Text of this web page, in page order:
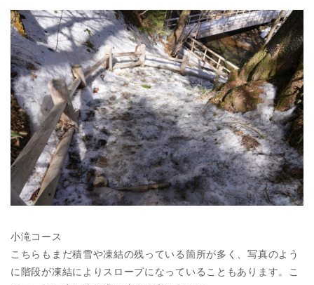
小滝コース
こちらもまだ積雪や凍結の残っている箇所が多く、写真のよう
に階段が凍結によりスロープになっていることもあります。こ